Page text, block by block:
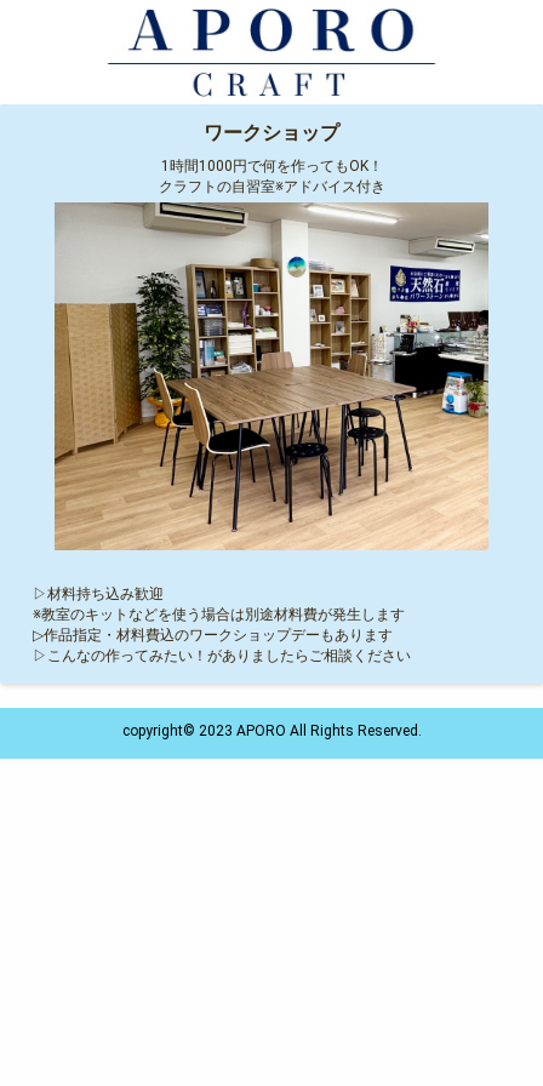
ワークショップ
1時間1000円で何を作ってもOK！
クラフトの自習室※アドバイス付き
▷材料持ち込み歓迎
※教室のキットなどを使う場合は別途材料費が発生します
▷作品指定・材料費込のワークショップデーもあります
▷こんなの作ってみたい！がありましたらご相談ください
copyright© 2023 APORO All Rights Reserved.